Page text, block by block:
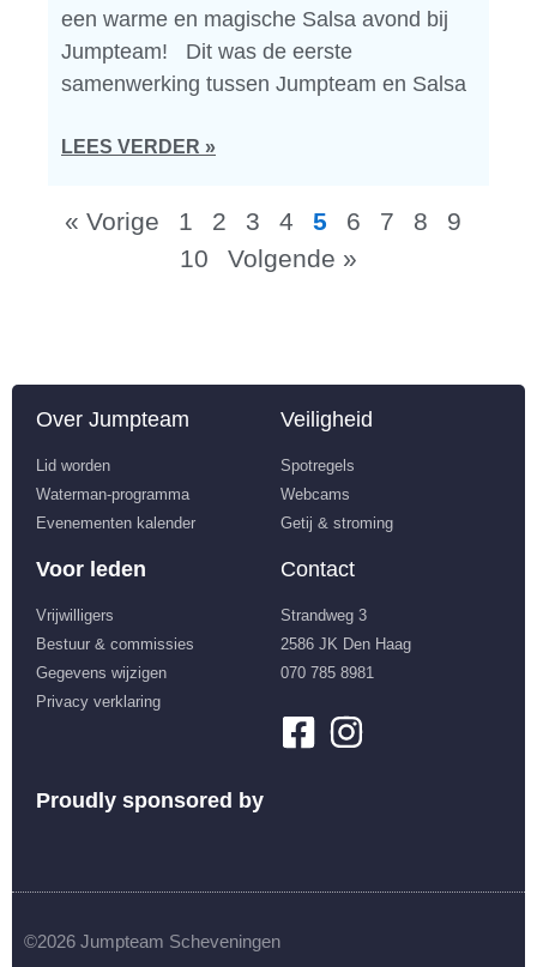
een warme en magische Salsa avond bij
Jumpteam! Dit was de eerste
samenwerking tussen Jumpteam en Salsa
LEES VERDER »
« Vorige 1 2 3 4 5 6 7 8
9
10
Volgende »
Over Jumpteam
Lid worden
Waterman-programma
Evenementen kalender
Veiligheid
Spotregels
Webcams
Getij & stroming
Voor leden
Vrijwilligers
Bestuur & commissies
Gegevens wijzigen
Privacy verklaring
Contact
Strandweg 3
2586 JK Den Haag
070 785 8981
Proudly sponsored by
©2026 Jumpteam Scheveningen